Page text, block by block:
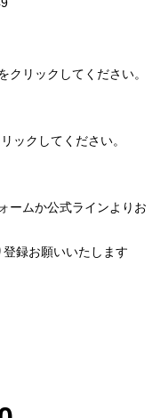
クリックしてください。
ックしてください。
ームか公式ラインよりお
登録お願いいたします